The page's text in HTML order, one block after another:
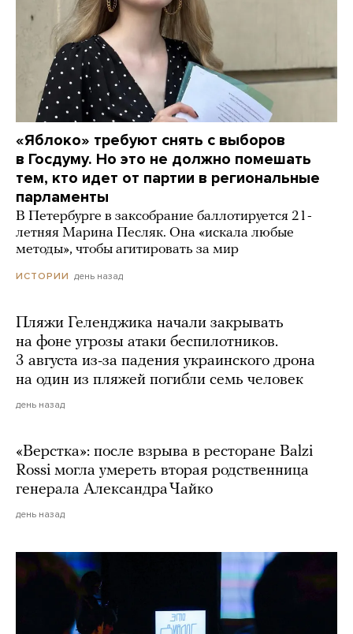
«Яблоко» требуют снять с выборов
в Госдуму. Но это не должно помешать
тем, кто идет от партии в региональные
парламенты
В Петербурге в заксобрание баллотируется 21-
летняя Марина Песляк. Она «искала любые
методы», чтобы агитировать за мир
ИСТОРИИ день назад
Пляжи Геленджика начали закрывать
на фоне угрозы атаки беспилотников.
3 августа из-за падения украинского дрона
на один из пляжей погибли семь человек
день назад
«Верстка»: после взрыва в ресторане Balzi
Rossi могла умереть вторая родственница
генерала Александра Чайко
день назад